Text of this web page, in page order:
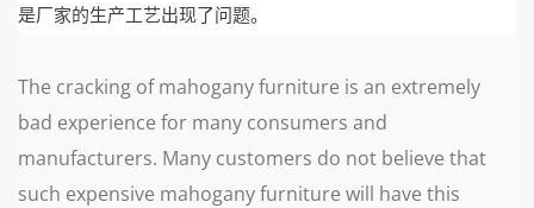
是厂家的生产工艺出现了问题。
The cracking of mahogany furniture is an extremely
bad experience for many consumers and
manufacturers. Many customers do not believe that
such expensive mahogany furniture will have this